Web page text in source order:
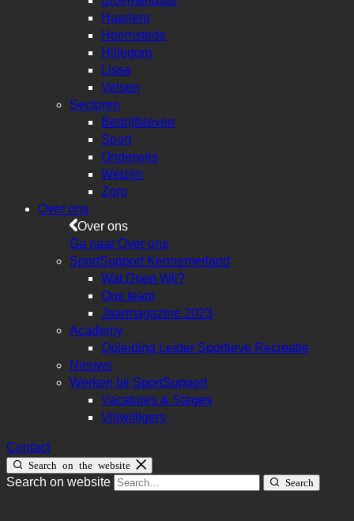
Haarlem
Heemstede
Hillegom
Lisse
Velsen
Sectoren
Bedrijfsleven
Sport
Onderwijs
Welzijn
Zorg
Over ons
Over ons
Ga naar Over ons
SportSupport Kennemerland
Wat Doen Wij?
Ons team
Jaarmagazine 2023
Academy
Opleiding Leider Sportieve Recreatie
Nieuws
Werken bij SportSupport
Vacatures & Stages
Vrijwilligers
Contact
Search on the website
Search on website Search